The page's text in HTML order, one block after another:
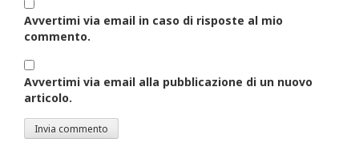
Avvertimi via email in caso di risposte al mio
commento.
Avvertimi via email alla pubblicazione di un nuovo
articolo.